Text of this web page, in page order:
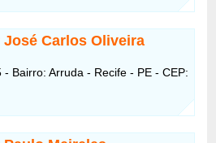
Carlos Oliveira
Bairro: Arruda - Recife - PE - CEP: